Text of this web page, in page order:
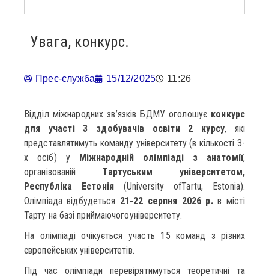
Увага, конкурс.
Прес-служба 15/12/2025 11:26
Відділ міжнародних зв’язків БДМУ оголошує конкурс
для участі 3 здобувачів освіти 2 курсу, які
представлятимуть команду університету (в кількості 3-
х осіб) у Міжнародній олімпіаді з анатомії,
організованій Тартуським університетом,
Республіка Естонія (University ofTartu, Estonia).
Олімпіада відбудеться 21-22 серпня 2026 р.в місті
Тарту на базі приймаючогоуніверситету.
На олімпіаді очікується участь 15 команд з різних
європейських університетів.
Під час олімпіади перевірятимуться теоретичні та